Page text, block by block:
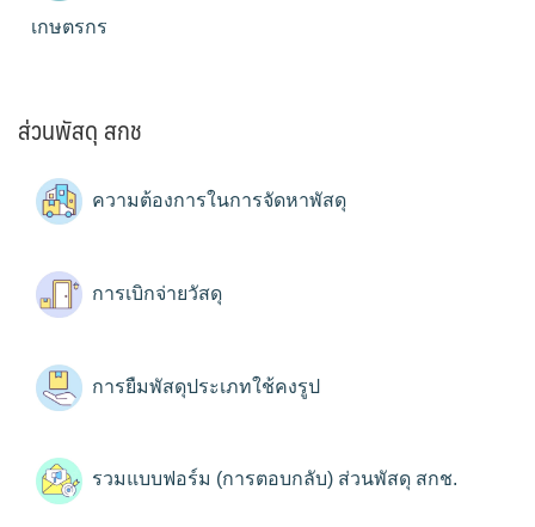
เกษตรกร
ส่วนพัสดุ สกช
ความต้องการในการจัดหาพัสดุ
การเบิกจ่ายวัสดุ
การยืมพัสดุประเภทใช้คงรูป
รวมแบบฟอร์ม (การตอบกลับ) ส่วนพัสดุ สกช.